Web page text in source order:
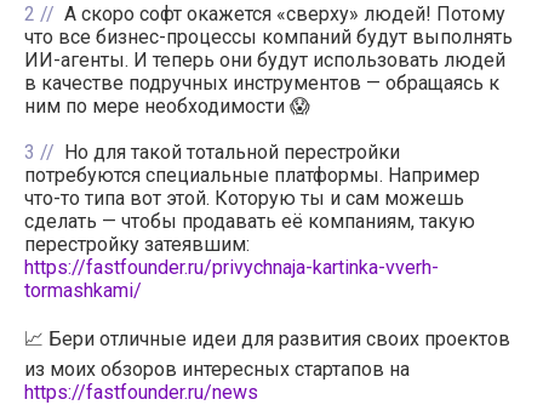
2
А скоро софт окажется «сверху» людей! Потому
что все бизнес-процессы компаний будут выполнять
ИИ-агенты. И теперь они будут использовать людей
в качестве подручных инструментов — обращаясь к
ним по мере необходимости 😱
3
Но для такой тотальной перестройки
потребуются специальные платформы. Например
что-то типа вот этой. Которую ты и сам можешь
сделать — чтобы продавать её компаниям, такую
перестройку затеявшим:
https://fastfounder.ru/privychnaja-kartinka-vverh-
tormashkami/
📈 Бери отличные идеи для развития своих проектов
из моих обзоров интересных стартапов на
https://fastfounder.ru/news